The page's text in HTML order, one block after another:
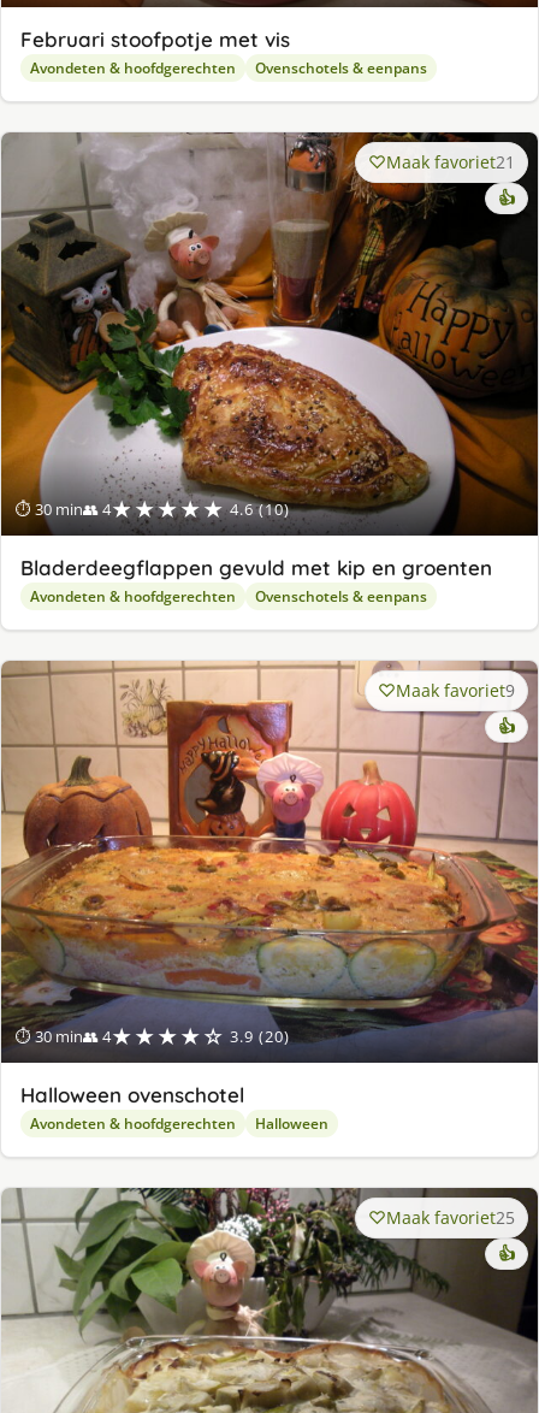
Februari stoofpotje met vis
Avondeten & hoofdgerechten Ovenschotels & eenpans
⏱ 30 min👥 4★★★★★ 4.6 (10)
Maak favoriet21
👍
Bladerdeegflappen gevuld met kip en groenten
Avondeten & hoofdgerechten Ovenschotels & eenpans
⏱ 30 min👥 4★★★★☆ 3.9 (20)
Maak favoriet9
👍
Halloween ovenschotel
Avondeten & hoofdgerechten Halloween
Maak favoriet25
👍